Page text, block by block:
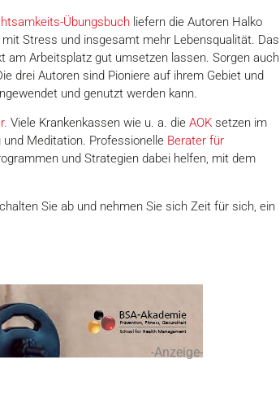
Übungsbuch liefern die Autoren Halko
Stress und insgesamt mehr Lebensqualität. Das
am Arbeitsplatz gut umsetzen lassen. Sorgen auch
drei Autoren sind Pioniere auf ihrem Gebiet und
und genutzt werden kann.
Viele Krankenkassen wie u. a. die AOK setzen im
Meditation. Professionelle Berater für
und Strategien dabei helfen, mit dem
Sie ab und nehmen Sie sich Zeit für sich, ein
-Anzeige-